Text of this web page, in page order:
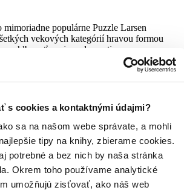
s cookies a kontaktnými údajmi?
sa na našom webe správate, a mohli
tipy na knihy, zbierame cookies.
potrebné a bez nich by naša stránka
Okrem toho používame analytické
umožňujú zisťovať, ako náš web
mimoriadne populárne Puzzle Larsen
vekových kategórií hravou formou
svoje vedomosti...
síce aktuálne na sklade, máme však už
Ak ho chcete mať rýchlo, ponáhľajte sa!
môže trvať dlhšie, zvyčajne do týždňa.